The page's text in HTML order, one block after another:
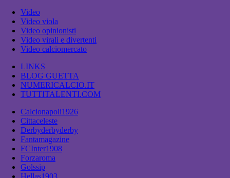
Video
Video viola
Video opinionisti
Video virali e divertenti
Video calciomercato
LINKS
BLOG GUETTA
NUMERICALCIO.IT
TUTTITALENTI.COM
Calcionapoli1926
Cittaceleste
Derbyderbyderby
Fantamagazine
FCInter1908
Forzaroma
Golssip